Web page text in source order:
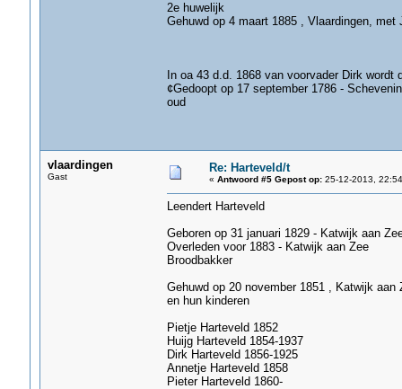
2e huwelijk
Gehuwd op 4 maart 1885 , Vlaardingen, met
In oa 43 d.d. 1868 van voorvader Dirk
¢Gedoopt op 17 september 1786 -
oud
vlaardingen
Gast
Re: Harteveld/t
« Antwoord #5 Gepost op:25-12-2013,
Leendert Harteveld
Geboren op 31 januari 1829 - Katwijk aan
Overleden voor 1883 - Katwijk aan Zee
Broodbakker
Gehuwd op 20 november 1851 , Katwijk
en hun kinderen
Pietje Harteveld 1852
Huijg Harteveld 1854-1937
Dirk Harteveld 1856-1925
Annetje Harteveld 1858
Pieter Harteveld 1860-